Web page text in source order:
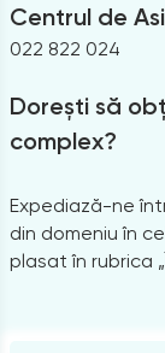
Centrul de
022 822 024
Dorești să
complex?
Expediază-ne
din domeniu în
plasat în rubrica